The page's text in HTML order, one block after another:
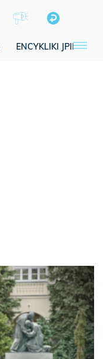
ENCYKLIKI JPII